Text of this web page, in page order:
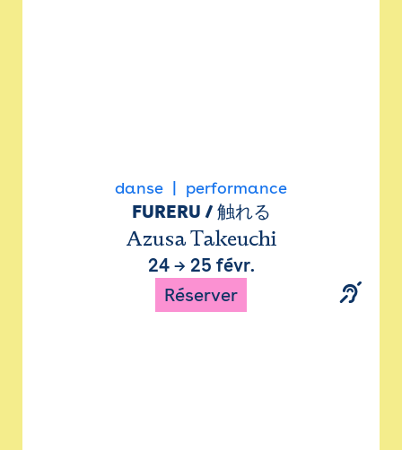
danse performance
FURERU / 触れる
Azusa Takeuchi
24→ 25 févr.
Réserver